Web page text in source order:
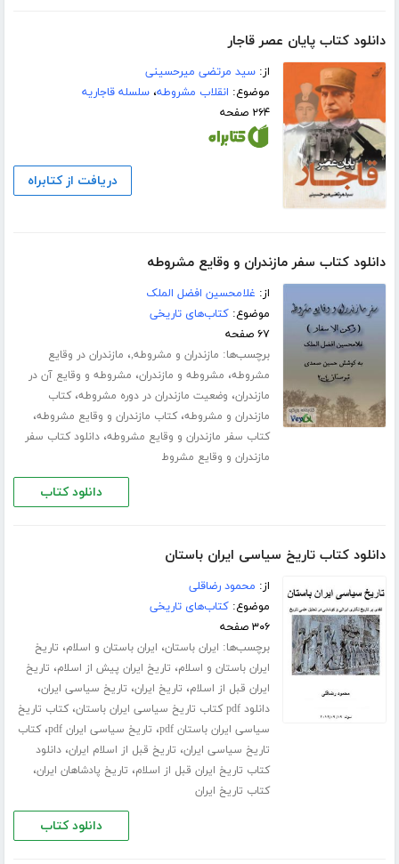
دانلود کتاب پایان عصر قاجار
از:سید مرتضی میرحسینی
موضوع: انقلاب مشروطه،سلسله قاجاریه
۲۶۴ صفحه
دریافت از کتابراه
دانلود کتاب سفر مازندران و وقایع مشروطه
از: غلامحسین افضل الملک
موضوع:کتاب‌های تاریخی
۶۷ صفحه
برچسب‌ها: مازندران و مشروطه,، مازندران در وقایع
مشروطه، مشروطه و مازندران، مشروطه و وقایع آن در
مازندران، وضعیت مازندران در دوره مشروطه،کتاب
مازندران و مشروطه،کتاب مازندران و وقایع مشروطه،
کتاب سفر مازندران و وقایع مشروطه،دانلود کتاب سفر
مازندران و وقایع مشروط
دانلود کتاب
دانلود کتاب تاریخ سیاسی ایران باستان
از: محمود رضاقلی
موضوع:کتاب‌های تاریخی
۳۰۶ صفحه
برچسب‌ها: ایران باستان، ایران باستان و اسلام، تاریخ
ایران باستان و اسلام، تاریخ ایران پیش از اسلام، تاریخ
ایران قبل از اسلام، تاریخ ایران، تاریخ سیاسی ایران،
دانلود pdf کتاب تاریخ سیاسی ایران باستان ،کتاب تاریخ
سیاسی ایران باستان pdf
، تاریخ سیاسی ایران pdf ،کتاب
تاریخ سیاسی ایران، تاریخ قبل از اسلام ایران،دانلود
کتاب تاریخ ایران قبل از اسلام، تاریخ پادشاهان ایران،
کتاب تاریخ ایران
دانلود کتاب